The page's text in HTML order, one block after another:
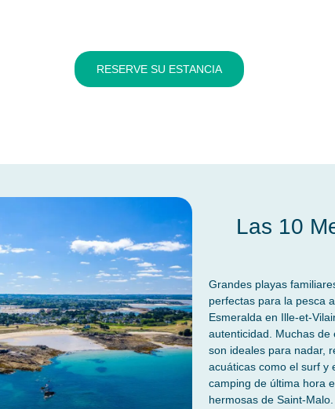
RESERVE SU ESTANCIA
Las 10
Grandes playas
perfectas para la pesca
Esmeralda en Ille-et-
autenticidad. Muchas
son ideales para nadar,
acuáticas como el surf y
camping de última hora
hermosas de Saint-